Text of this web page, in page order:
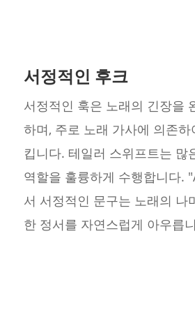
서정적인 후크
서정적인 훅은 노래의 긴장을
하며, 주로 노래 가사에 의존하
킵니다. 테일러 스위프트는 많
역할을 훌륭하게 수행합니다.
서 서정적인 문구는 노래의 나
한 정서를 자연스럽게 아우릅